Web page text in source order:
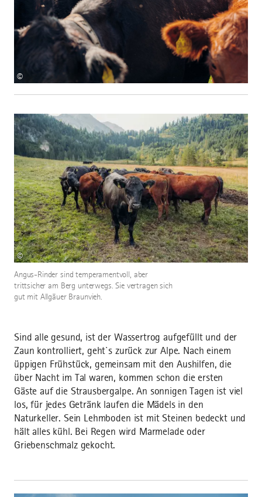
©
©
Angus-Rinder sind temperamentvoll, aber
trittsicher am Berg unterwegs. Sie vertragen sich
gut mit Allgäuer Braunvieh.
Sind alle gesund, ist der Wassertrog aufgefüllt und der
Zaun kontrolliert, geht`s zurück zur Alpe. Nach einem
üppigen Frühstück, gemeinsam mit den Aushilfen, die
über Nacht im Tal waren, kommen schon die ersten
Gäste auf die Strausbergalpe. An sonnigen Tagen ist viel
los, für jedes Getränk laufen die Mädels in den
Naturkeller. Sein Lehmboden ist mit Steinen bedeckt und
hält alles kühl. Bei Regen wird Marmelade oder
Griebenschmalz gekocht.